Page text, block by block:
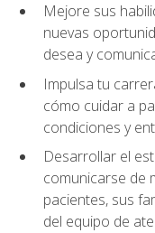
Mejore sus
nuevas
desea y
Impulsa tu
cómo cuidar a
condiciones y
Desarrollar el
comunicarse de
pacientes, sus
del equipo de